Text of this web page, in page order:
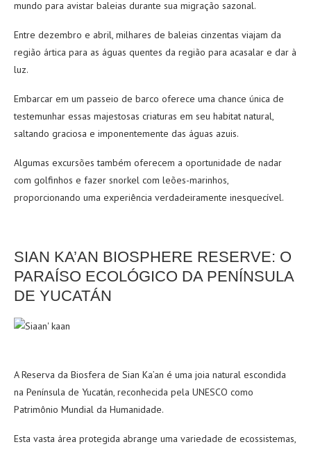
mundo para avistar baleias durante sua migração sazonal.
Entre dezembro e abril, milhares de baleias cinzentas viajam da
região ártica para as águas quentes da região para acasalar e dar à
luz.
Embarcar em um passeio de barco oferece uma chance única de
testemunhar essas majestosas criaturas em seu habitat natural,
saltando graciosa e imponentemente das águas azuis.
Algumas excursões também oferecem a oportunidade de nadar
com golfinhos e fazer snorkel com leões-marinhos,
proporcionando uma experiência verdadeiramente inesquecível.
SIAN KA’AN BIOSPHERE RESERVE: O
PARAÍSO ECOLÓGICO DA PENÍNSULA
DE YUCATÁN
A Reserva da Biosfera de Sian Ka’an é uma joia natural escondida
na Península de Yucatán, reconhecida pela UNESCO como
Patrimônio Mundial da Humanidade.
Esta vasta área protegida abrange uma variedade de ecossistemas,